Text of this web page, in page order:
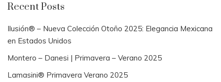
Recent Posts
Ilusión® – Nueva Colección Otoño 2025: Elegancia Mexicana
en Estados Unidos
Montero – Danesi | Primavera – Verano 2025
Lamasini® Primavera Verano 2025